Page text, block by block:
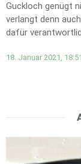
Guckloch genügt
verlangt denn
dafür
18. Januar 2021, 18:51